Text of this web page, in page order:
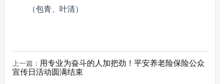
（包青、叶清）
上一篇： 用专业为奋斗的人加把劲！平安养老险保险公众
宣传日活动圆满结束